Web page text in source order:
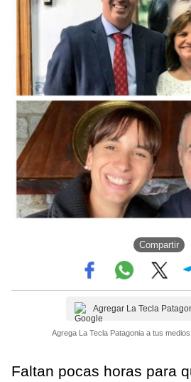
Compartir
Agregar La Tecla
Agrega La Tecla Patagonia a tus
Faltan pocas horas para